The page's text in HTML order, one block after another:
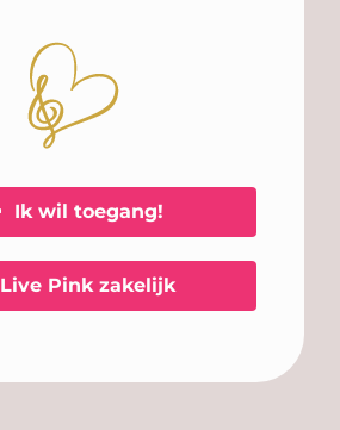
Ik wil toegang!
Live Pink zakelijk